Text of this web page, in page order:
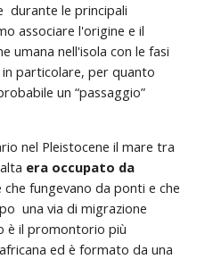
durante le principali
associare l'origine e il
umana nell'isola con le fasi
in particolare, per quanto
un “passaggio”
nel Pleistocene il mare tra
era occupato da
che fungevano da ponti e che
una via di migrazione
è il promontorio più
ed è formato da una